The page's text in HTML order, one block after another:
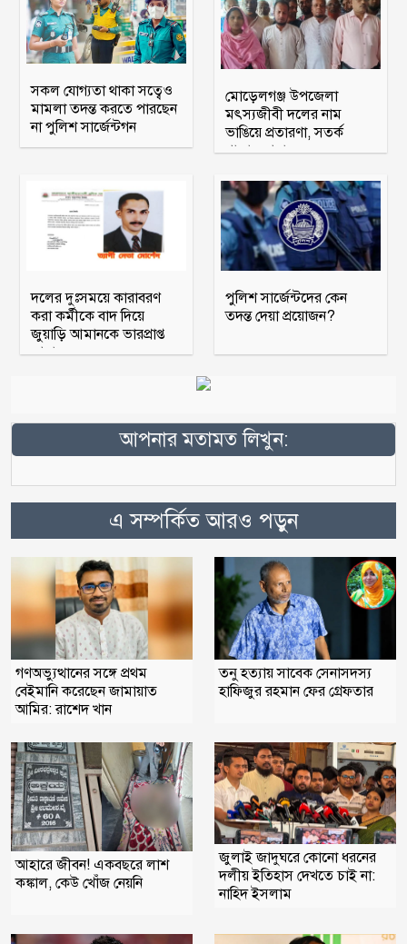
সকল যোগ্যতা থাকা সত্বেও
মামলা তদন্ত করতে পারছেন
না পুলিশ সার্জেন্টগন
মোড়েলগঞ্জ উপজেলা
মৎস্যজীবী দলের নাম
ভাঙিয়ে প্রতারণা, সতর্ক
থাকার আহ্বান
দলের দুঃসময়ে কারাবরণ
করা কর্মীকে বাদ দিয়ে
জুয়াড়ি আমানকে ভারপ্রাপ্ত
আহ্বায়ক
পুলিশ সার্জেন্টদের কেন
তদন্ত দেয়া প্রয়োজন?
আপনার মতামত লিখুন:
এ সম্পর্কিত আরও পড়ুন
গণঅভ্যুত্থানের সঙ্গে প্রথম
বেইমানি করেছেন জামায়াত
আমির: রাশেদ খান
তনু হত্যায় সাবেক সেনাসদস্য
হাফিজুর রহমান ফের গ্রেফতার
আহারে জীবন! একবছরে লাশ
কঙ্কাল, কেউ খোঁজ নেয়নি
জুলাই জাদুঘরে কোনো ধরনের
দলীয় ইতিহাস দেখতে চাই না:
নাহিদ ইসলাম